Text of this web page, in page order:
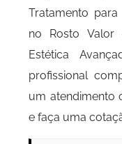
Tratamento
no Rosto Valor
Estética
profissional
um atendimento
e faça uma